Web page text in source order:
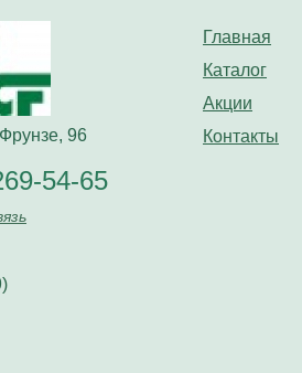
Главная
Каталог
Акции
Контакты
Фрунзе, 96
54-65